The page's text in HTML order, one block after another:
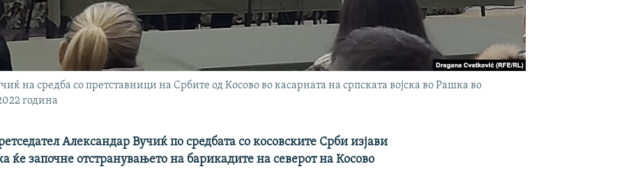
на средба со претставници на Србите од Косово во касарната на српската војска во Рашка во
година
Александар Вучиќ по средбата со косовските Срби изјави
ќе започне отстранувањето на барикадите на северот на Косово